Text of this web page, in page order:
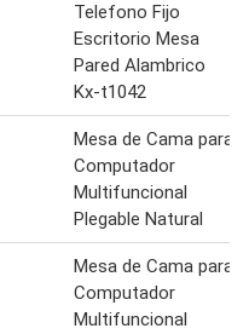
Telefono Fijo
Escritorio Mesa
Pared Alambrico
Kx-t1042
Mesa de Cama para
Computador
Multifuncional
Plegable Natural
Mesa de Cama para
Computador
Multifuncional